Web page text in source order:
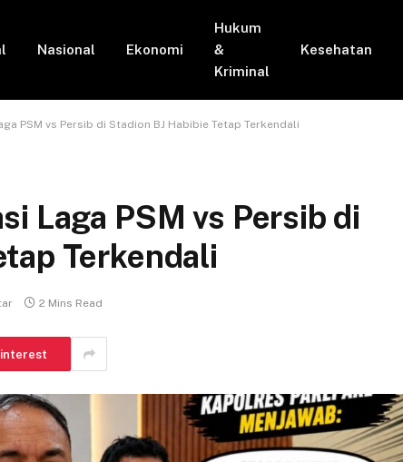
Nasional Ekonomi
Hukum
&
Kriminal
Kesehatan
PSM vs Persib di Stadion BJ Habibie Tetap Terkendali
Laga PSM vs Persib di
Terkendali
2 Mins Read